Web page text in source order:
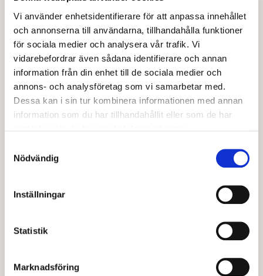
Vi använder enhetsidentifierare för att anpassa innehållet
och annonserna till användarna, tillhandahålla funktioner
för sociala medier och analysera vår trafik. Vi
vidarebefordrar även sådana identifierare och annan
information från din enhet till de sociala medier och
annons- och analysföretag som vi samarbetar med.
Dessa kan i sin tur kombinera informationen med annan
information som du har tillhandahållit eller som de har
Nödvändig
Inställningar
Statistik
Marknadsföring
Åsbogruppen är en dagligverksamhet som
arbetar med butiksarbete.
butikerna Dollarstore och ÖoB.